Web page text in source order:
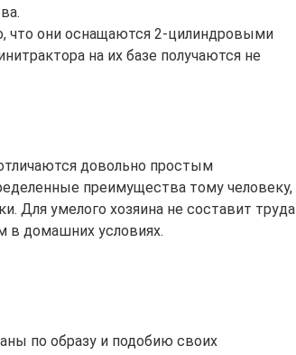
что они оснащаются 2-цилиндровыми
на их базе получаются не
довольно простым
преимущества тому человеку,
Для умелого хозяина не составит труда
в домашних условиях.
по образу и подобию своих